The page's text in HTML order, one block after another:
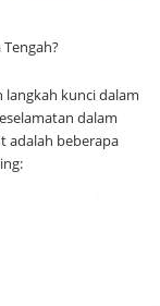
langkah kunci dalam
dalam
adalah beberapa